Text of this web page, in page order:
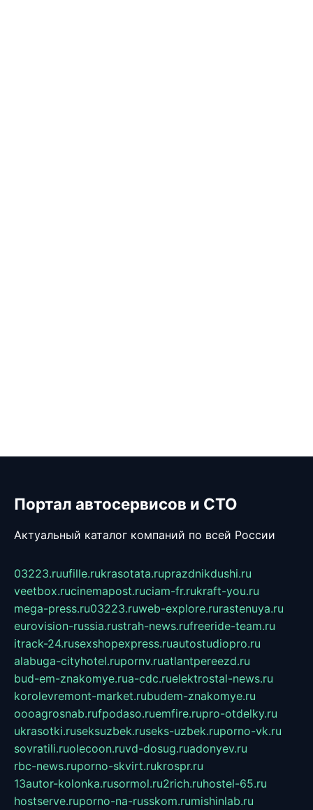
Портал автосервисов и СТО
Актуальный каталог компаний по всей России
03223.ruufille.rukrasotata.ruprazdnikdushi.ru
veetbox.rucinemapost.ruciam-fr.rukraft-you.ru
mega-press.ru03223.ruweb-explore.rurastenuya.ru
eurovision-russia.rustrah-news.rufreeride-team.ru
itrack-24.rusexshopexpress.ruautostudiopro.ru
alabuga-cityhotel.rupornv.ruatlantpereezd.ru
bud-em-znakomye.rua-cdc.ruelektrostal-news.ru
korolevremont-market.rubudem-znakomye.ru
oooagrosnab.rufpodaso.ruemfire.rupro-otdelky.ru
ukrasotki.ruseksuzbek.ruseks-uzbek.ruporno-vk.ru
sovratili.ruolecoon.ruvd-dosug.ruadonyev.ru
rbc-news.ruporno-skvirt.rukrospr.ru
13autor-kolonka.rusormol.ru2rich.ruhostel-65.ru
hostserve.ruporno-na-russkom.rumishinlab.ru